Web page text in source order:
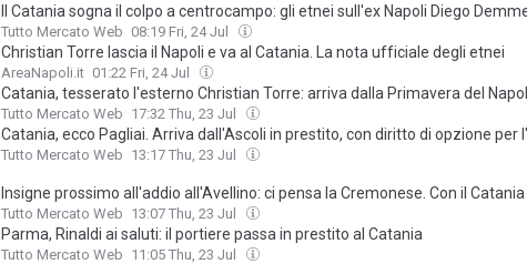
Il Catania sogna il colpo a centrocampo: gli etnei sull'ex Napoli Diego
Tutto Mercato Web 08:19 Fri, 24 Jul
Christian Torre lascia il Napoli e va al Catania. La nota ufficiale degli etnei
AreaNapoli.it 01:22 Fri, 24 Jul
Catania, tesserato l'esterno Christian Torre: arriva dalla Primavera del
Tutto Mercato Web 17:32 Thu, 23 Jul
Catania, ecco Pagliai. Arriva dall'Ascoli in prestito, con diritto di opzione per
Tutto Mercato Web 13:17 Thu, 23 Jul
Insigne prossimo all'addio all'Avellino: ci pensa la Cremonese. Con il
Tutto Mercato Web 13:07 Thu, 23 Jul
Parma, Rinaldi ai saluti: il portiere passa in prestito al Catania
Tutto Mercato Web 11:05 Thu, 23 Jul